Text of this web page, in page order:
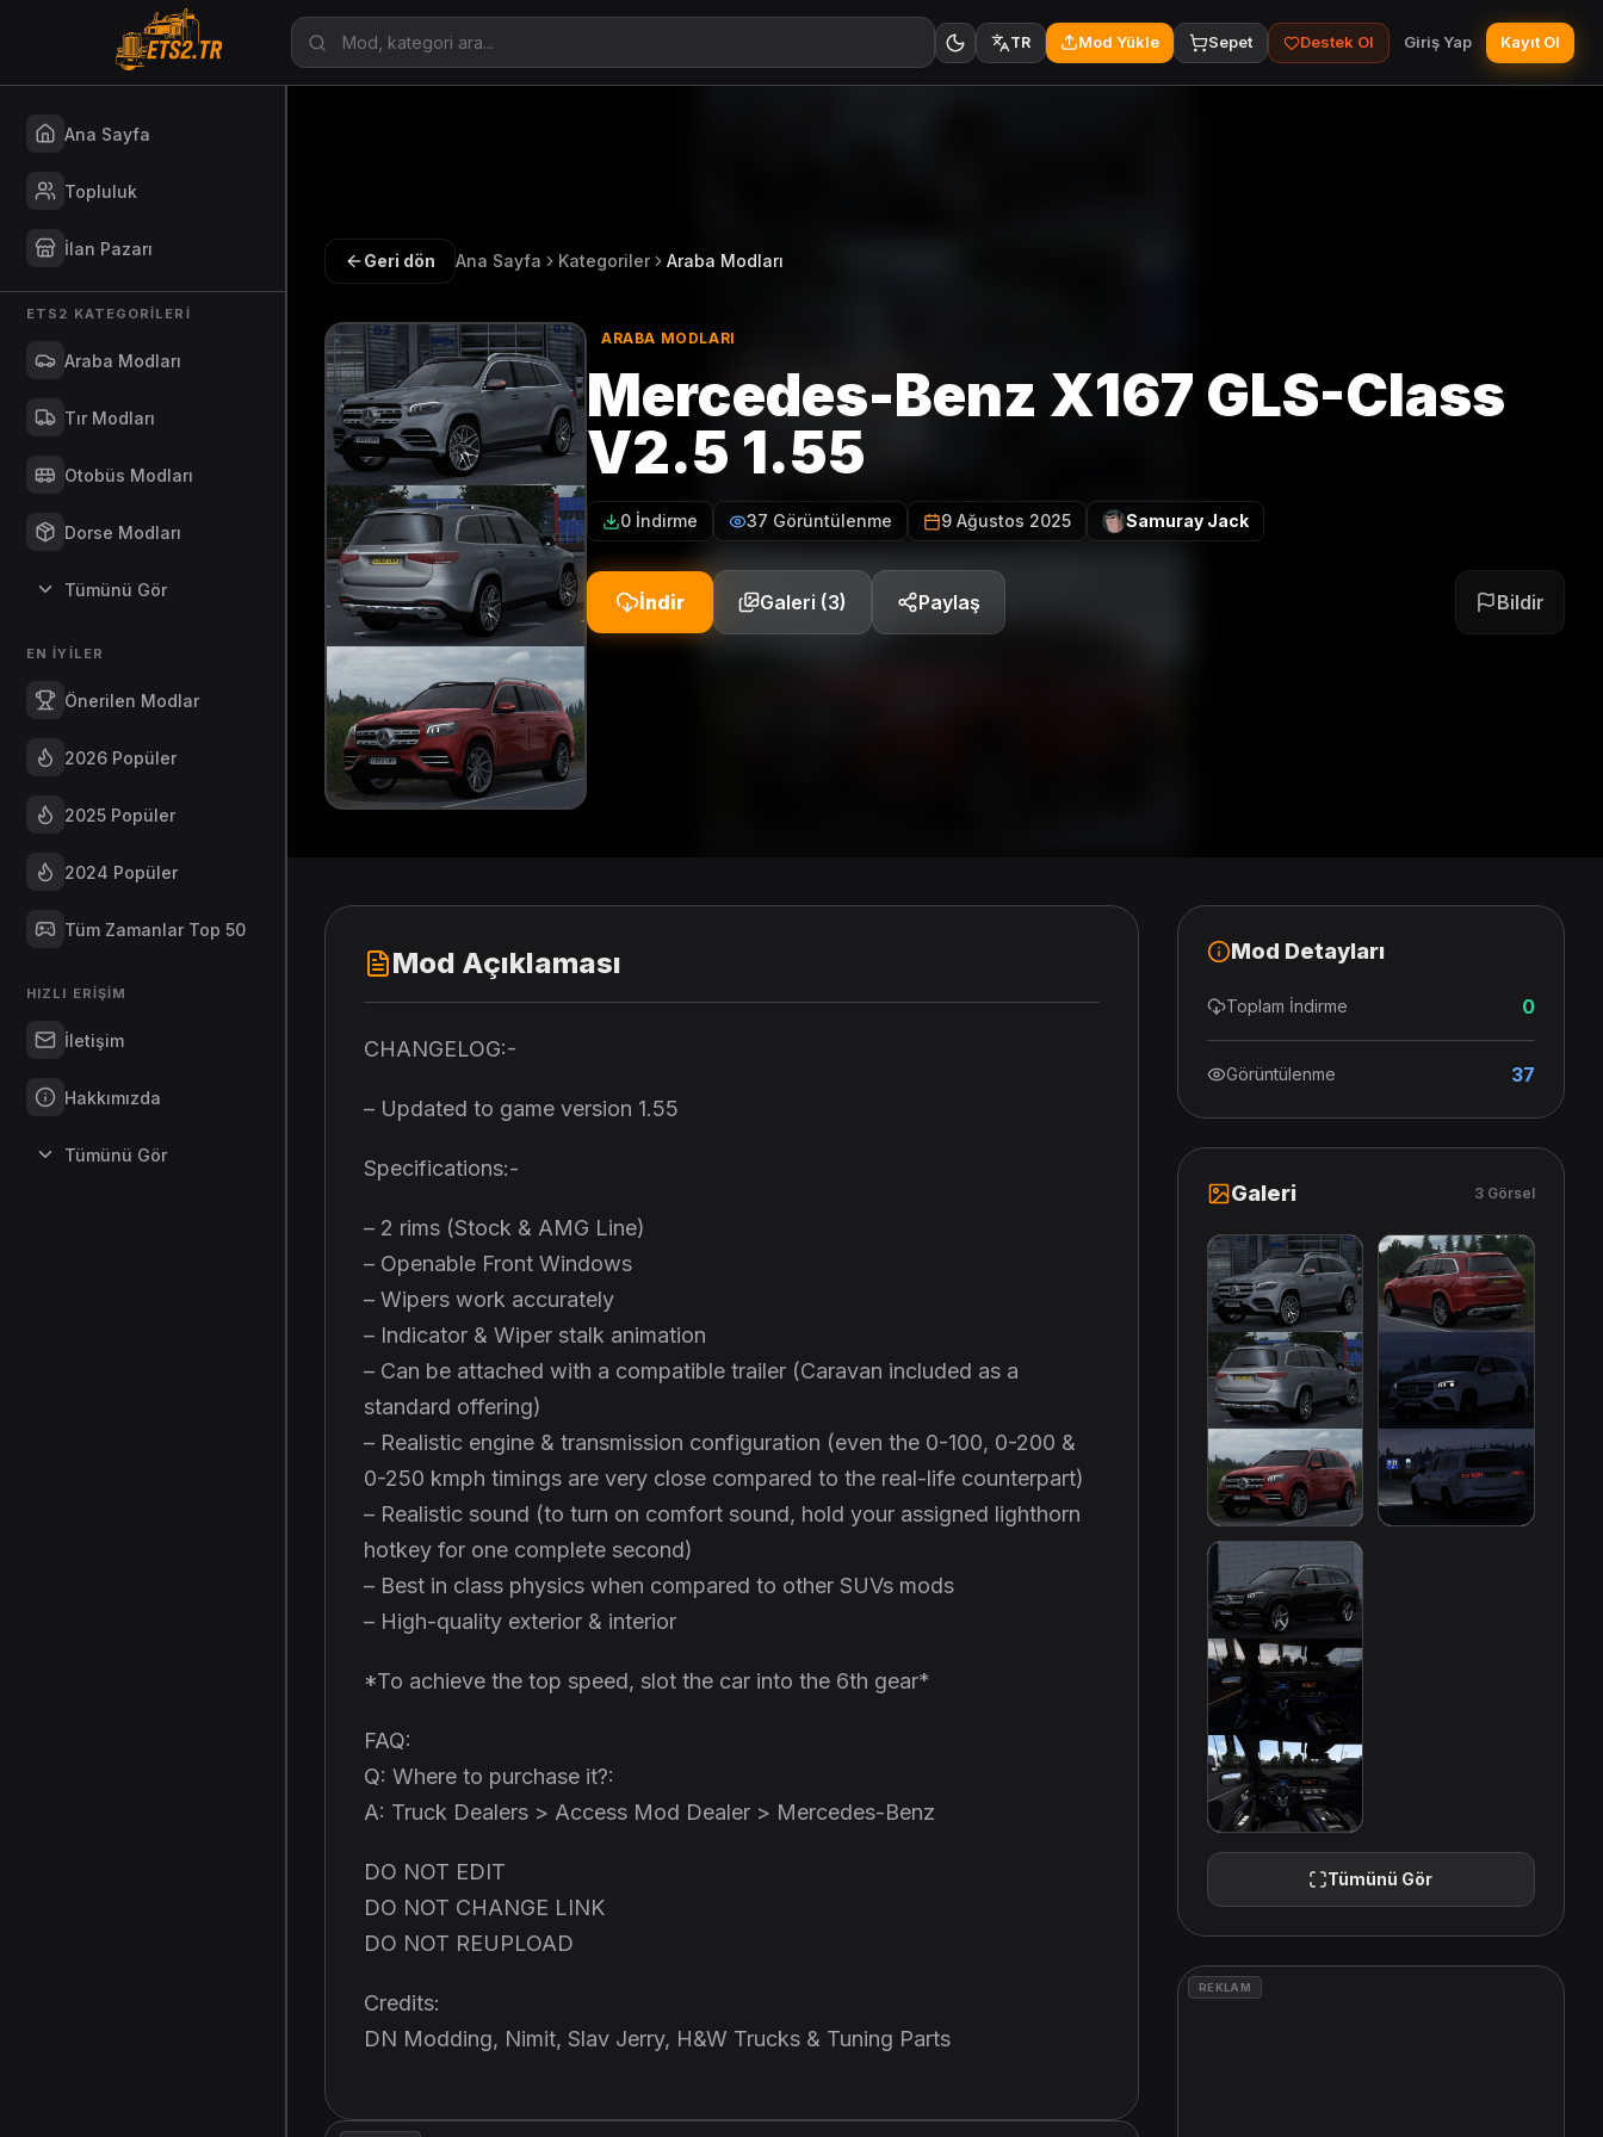
TR Mod Yükle Sepet Destek Ol Giriş Yap Kayıt Ol
Ana Sayfa
Topluluk
İlan Pazarı
ETS2 KATEGORILERI
Araba Modları
Tır Modları
Otobüs Modları
Dorse Modları
Tümünü Gör
EN İYILER
Önerilen Modlar
2026 Popüler
2025 Popüler
2024 Popüler
Tüm Zamanlar Top 50
HIZLI ERIŞIM
İletişim
Hakkımızda
Tümünü Gör
Geri dön Ana Sayfa Kategoriler Araba Modları
ARABA MODLARI
Mercedes-Benz X167 GLS-Class
V2.5 1.55
0 İndirme 37 Görüntülenme 9 Ağustos 2025 Samuray Jack
İndir Galeri (3) Paylaş Bildir
Mod Açıklaması
CHANGELOG:-
– Updated to game version 1.55
Specifications:-
– 2 rims (Stock & AMG Line)
– Openable Front Windows
– Wipers work accurately
– Indicator & Wiper stalk animation
– Can be attached with a compatible trailer (Caravan included as a
standard offering)
– Realistic engine & transmission configuration (even the 0-100, 0-200 &
0-250 kmph timings are very close compared to the real-life counterpart)
– Realistic sound (to turn on comfort sound, hold your assigned lighthorn
hotkey for one complete second)
– Best in class physics when compared to other SUVs mods
– High-quality exterior & interior
*To achieve the top speed, slot the car into the 6th gear*
FAQ:
Q: Where to purchase it?:
A: Truck Dealers > Access Mod Dealer > Mercedes-Benz
DO NOT EDIT
DO NOT CHANGE LINK
DO NOT REUPLOAD
Credits:
DN Modding, Nimit, Slav Jerry, H&W Trucks & Tuning Parts
Mod Detayları
Toplam İndirme 0
Görüntülenme 37
Galeri 3 Görsel
Tümünü Gör
REKLAM